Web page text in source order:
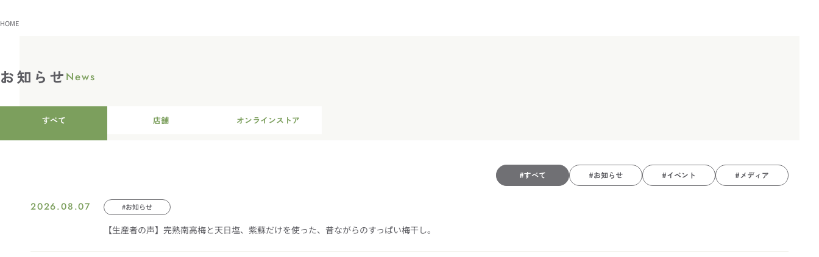
HOME
お知らせ News
すべて 店舗 オンラインストア
#すべて #お知らせ #イベント #メディア
2026.08.07 #お知らせ
【生産者の声】完熟南高梅と天日塩、紫蘇だけを使った、昔ながらのすっぱい梅干し。